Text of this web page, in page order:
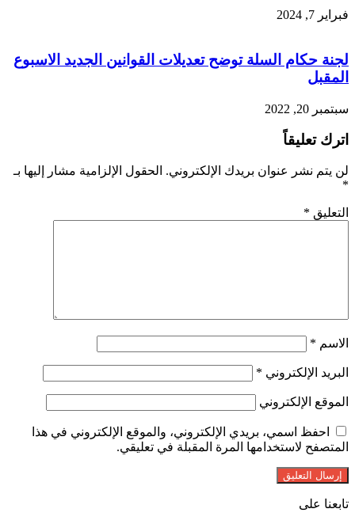
فبراير 7, 2024
لجنة حكام السلة توضح تعديلات القوانين الجديد الاسبوع
المقبل
سبتمبر 20, 2022
اترك تعليقاً
لن يتم نشر عنوان بريدك الإلكتروني. الحقول الإلزامية مشار إليها بـ
*
التعليق *
الاسم *
البريد الإلكتروني *
الموقع الإلكتروني
احفظ اسمي، بريدي الإلكتروني، والموقع الإلكتروني في هذا
المتصفح لاستخدامها المرة المقبلة في تعليقي.
تابعنا على